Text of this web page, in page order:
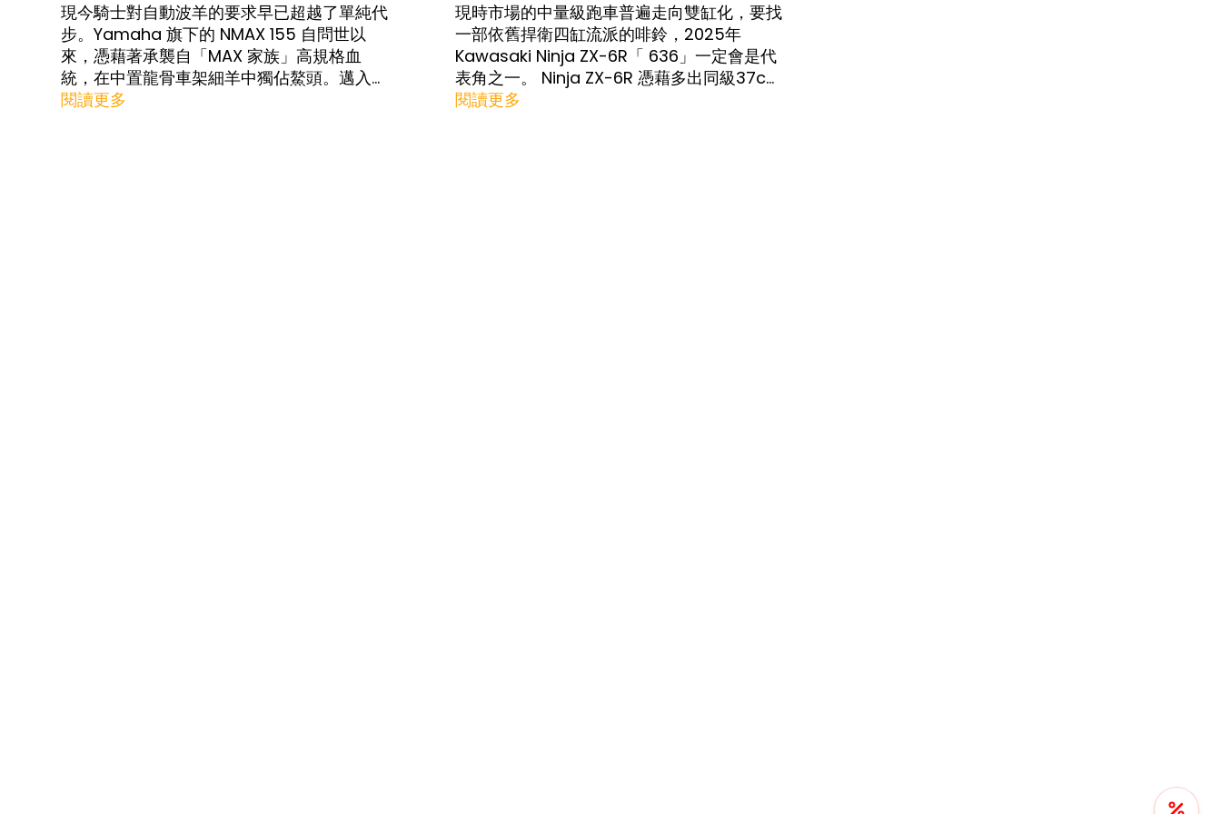
現今騎士對自動波羊的要求早已超越了單純代
步。Yamaha 旗下的 NMAX 155 自問世以
來，憑藉著承襲自「MAX 家族」高規格血
統，在中置龍骨車架細羊中獨佔鰲頭。邁入
2026 年，全新 NMAX 155 迎來了劃世代的蛻
閱讀更多
現時市場的中量級跑車普遍走向雙缸化，要找
一部依舊捍衛四缸流派的啡鈴，2025年
Kawasaki Ninja ZX-6R「 636」一定會是代
表角之一。 Ninja ZX-6R 憑藉多出同級37cc
的「636cc」黃金排氣量，持續在全球賽道與
閱讀更多